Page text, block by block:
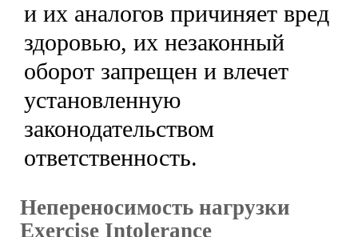
и их аналогов причиняет вред
здоровью, их незаконный
оборот запрещен и влечет
установленную
законодательством
ответственность.
Непереносимость нагрузки
Exercise Intolerance